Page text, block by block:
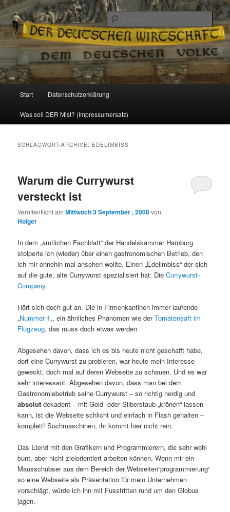
Reizzentrum
Politik, Wirtschaft, Soziales und Gesellschaft
Zum
Inhalt
Zum
sekundären
Start Datenschutzerklärung
Was soll DER Mist? (Impressumersatz)
SCHLAGWORT-ARCHIVE: EDELIMBISS
Warum die Currywurst
versteckt ist
Veröffentlicht amMittwoch 3 September , 2008von
Holger
In dem „amtlichen Fachblatt“ der Handelskammer Hamburg
stolperte ich (wieder) über einen gastronomischen Betrieb, den
ich mir ohnehin mal ansehen wollte. Einen „Edelimbiss“ der sich
auf die gute, alte Currywurst spezialisiert hat: DieCurrywurst-
Company.
Hört sich doch gut an. Die in Firmenkantinen immer laufende
„Nummer 1„, ein ähnliches Phänomen wie derTomatensaft im
Flugzeug, das muss doch etwas werden.
Abgesehen davon, dass ich es bis heute nicht geschafft habe,
dort eine Currywurst zu probieren, war heute mein Interesse
geweckt, doch mal auf deren Webseite zu schauen. Und es war
sehr interessant. Abgesehen davon, dass man bei dem
Gastronomiebetrieb seine Currywurst – so richtig nerdig und
absolut dekadent – mit Gold- oder Silberstaub „krönen“ lassen
kann, ist die Webseite schlicht und einfach in Flash gehalten –
komplett! Suchmaschinen, ihr kommt hier nicht rein.
Das Elend mit den Grafikern und Programmierern, die sehr wohl
bunt, aber nicht zielorientiert arbeiten können. Wenn mir ein
Mausschubser aus dem Bereich der Webseiten“programmierung“
so eine Webseite als Präsentation für mein Unternehmen
vorschlägt, würde ich ihn mit Fusstritten rund um den Globus
jagen.